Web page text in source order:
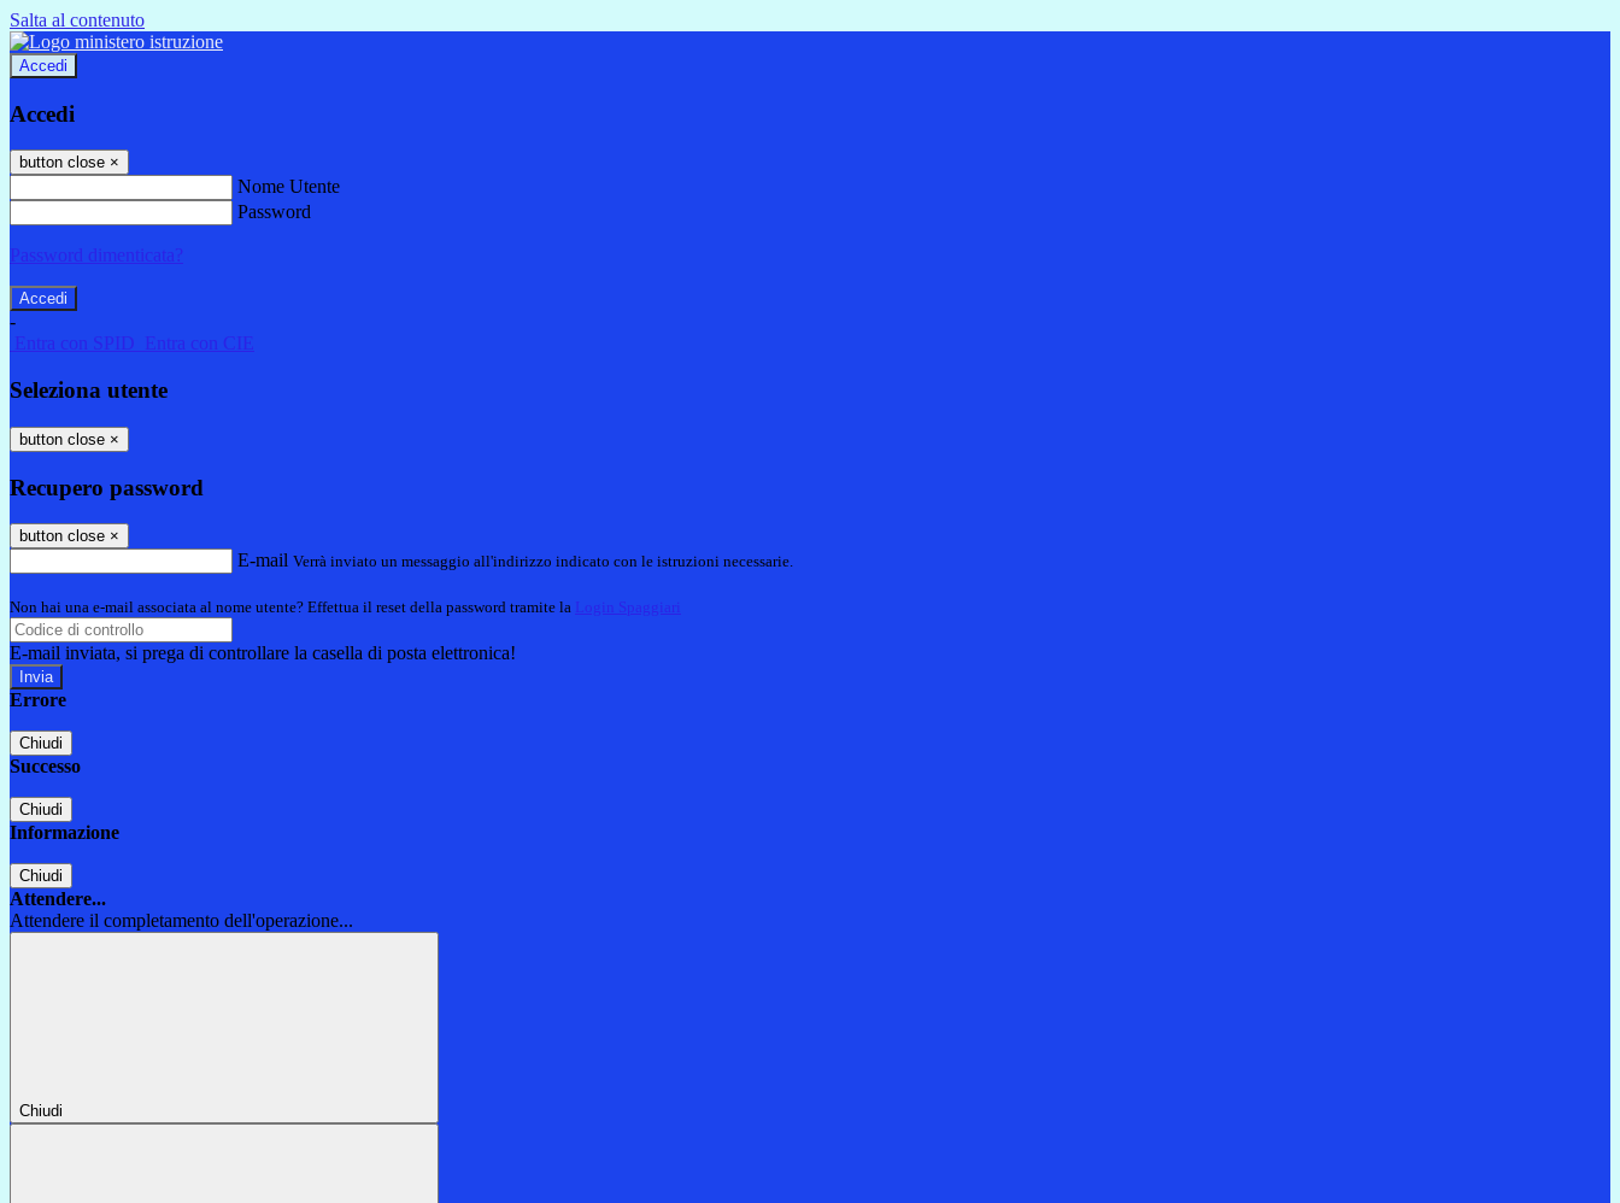
Salta al contenuto
Accedi
Accedi
button close ×
Nome Utente
Password
Password dimenticata?
-
Entra con SPID
Entra con CIE
Seleziona utente
button close ×
Recupero password
button close ×
E-mail Verrà inviato un messaggio all'indirizzo indicato con le istruzioni necessarie.
Non hai una e-mail associata al nome utente? Effettua il reset della password tramite la Login Spaggiari
E-mail inviata, si prega di controllare la casella di posta elettronica!
Errore
Chiudi
Successo
Chiudi
Informazione
Chiudi
Attendere...
Attendere il completamento dell'operazione...
Chiudi